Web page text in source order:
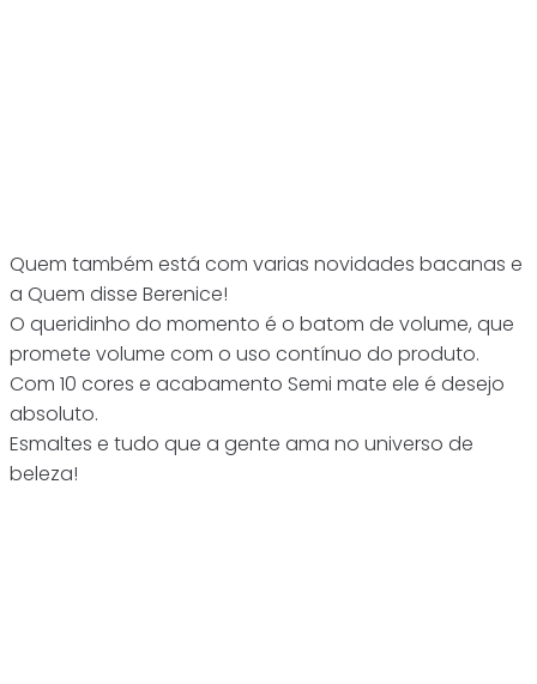
Quem também está com varias novidades bacanas e
a Quem disse Berenice!
O queridinho do momento é o batom de volume, que
promete volume com o uso contínuo do produto.
Com 10 cores e acabamento Semi mate ele é desejo
absoluto.
Esmaltes e tudo que a gente ama no universo de
beleza!